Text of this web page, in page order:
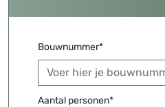
Bouwnummer*
Aantal personen*